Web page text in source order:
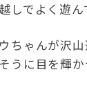
しでよく遊ん
ちゃんが沢
うに目を輝